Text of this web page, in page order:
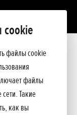
cookie
файлы cookie
файлы
Такие
как вы